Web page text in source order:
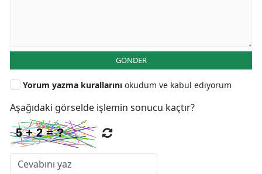
GÖNDER
Yorum yazma kurallarını okudum ve kabul ediyorum
Aşağıdaki görselde işlemin sonucu kaçtır?